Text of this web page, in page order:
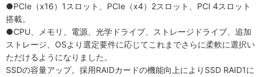
●PCIe（x16）1スロット、PCIe（x4）2スロット、PCI 4スロット
搭載。
●CPU、メモリ、電源、光学ドライブ、ストレージドライブ、追加
ストレージ、OSより選定要件に応じてこれまでさらに柔軟に選択い
ただけるようになりました。
SSDの容量アップ。採用RAIDカードの機能向上によりSSD RAID1に